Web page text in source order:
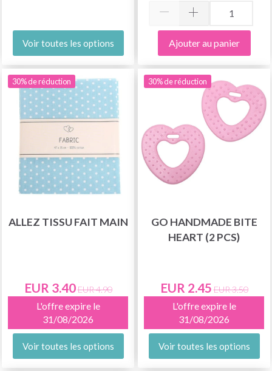
Voir toutes les options Ajouter au panier
30% de réduction
ALLEZ TISSU FAIT MAIN
EUR 3.40EUR 4.90
L'offre expire le
31/08/2026
Voir toutes les options
30% de réduction
GO HANDMADE BITE
HEART (2 PCS)
EUR 2.45 EUR 3.50
L'offre expire le
31/08/2026
Voir toutes les options